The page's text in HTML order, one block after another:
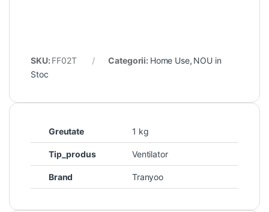
SKU: FF02T Categorii: Home Use, NOU in
Stoc
Greutate 1 kg
Tip_produs Ventilator
Brand Tranyoo